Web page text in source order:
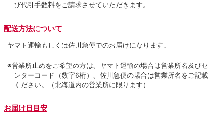
び代引手数料をご請求させていただきます。
配送方法について
ヤマト運輸もしくは佐川急便でのお届けになります。
※営業所止めをご希望の方は、ヤマト運輸の場合は営業所名及びセ
ンターコード（数字6桁）、佐川急便の場合は営業所名をご記載
ください。（北海道内の営業所に限ります）
お届け日目安